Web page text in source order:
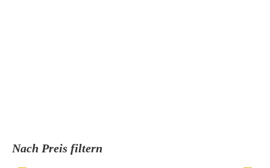
Nach Preis filtern